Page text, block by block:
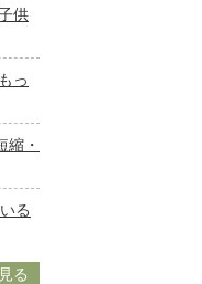
供
っ
・
る
る